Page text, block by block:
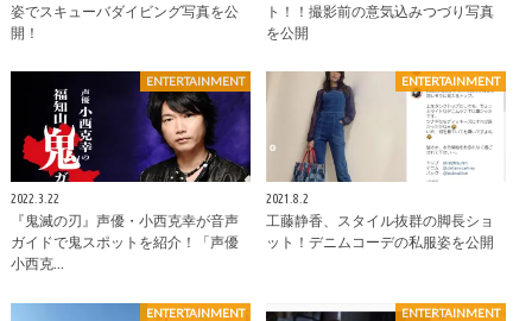
姿でスキューバダイビング写真を公
開！
ト！！撮影前の意気込みつづり写真
を公開
ENTERTAINMENT
2022.3.22
『鬼滅の刃』声優・⼩⻄克幸が音声
ガイドで鬼スポットを紹介！「声優
小西克…
ENTERTAINMENT
2021.8.2
工藤静香、スタイル抜群の脚長ショ
ット！デニムコーデの私服姿を公開
ENTERTAINMENT ENTERTAINMENT